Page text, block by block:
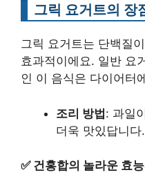
그릭 요거트의 장
그릭 요거트는 단백질
효과적이에요. 일반 요
인 이 음식은 다이어터
조리 방법: 과일
더욱 맛있답니다.
✅ 건홍합의 놀라운 효